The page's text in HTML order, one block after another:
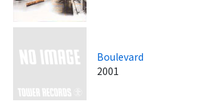
Boulevard
2001